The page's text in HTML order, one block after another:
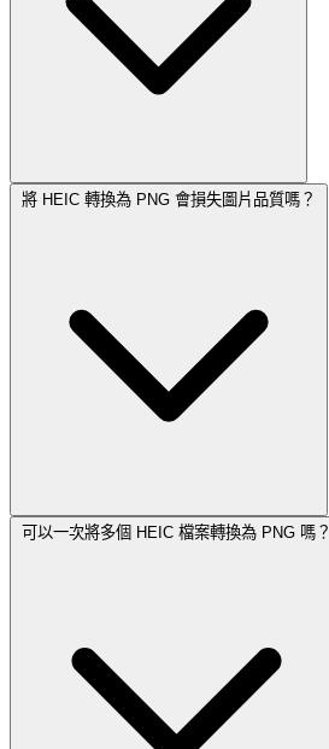
將 HEIC 轉換為 PNG 會損失圖片品質嗎？
可以一次將多個 HEIC 檔案轉換為 PNG 嗎？